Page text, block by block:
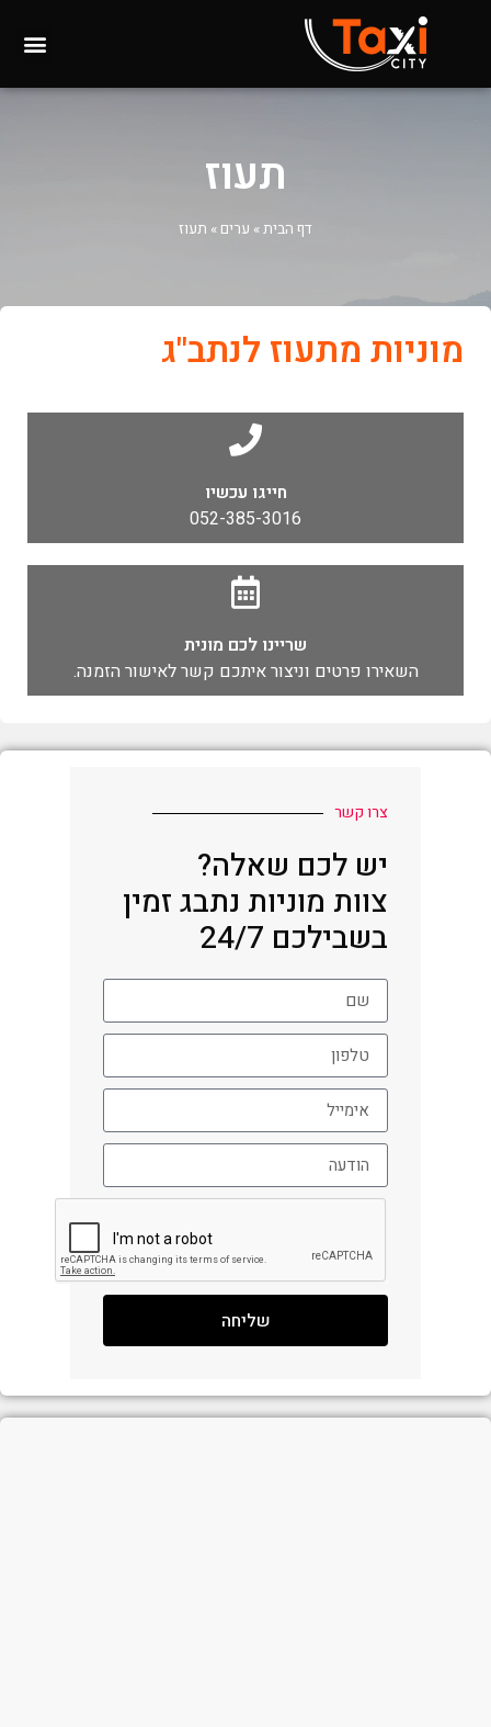
תעוז
דף הבית» ערים » תעוז
מוניות מתעוז לנתב"ג
חייגו עכשיו
052-385-3016
שריינו לכם מונית
השאירו פרטים וניצור איתכם קשר לאישור הזמנה.
צרו קשר
יש לכם שאלה?
צוות מוניות נתבג זמין
בשבילכם 24/7
שליחה